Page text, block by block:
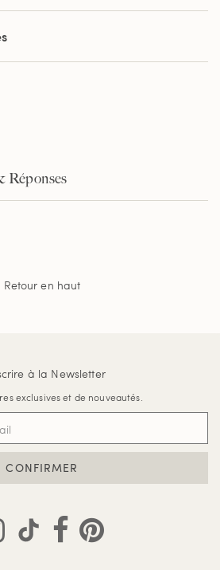
Réponses
Retour en haut
à la Newsletter
exclusives et de nouveautés.
CONFIRMER